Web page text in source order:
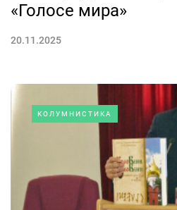
«Голосе мира»
20.11.2025
КОЛУМНИСТИКА